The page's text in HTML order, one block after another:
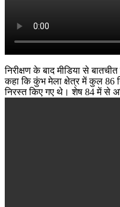
निरीक्षण के बाद मीडिया से
कहा कि कुंभ मेला क्षेत्र में कुल 86
निरस्त किए गए थे। शेष 84 में से